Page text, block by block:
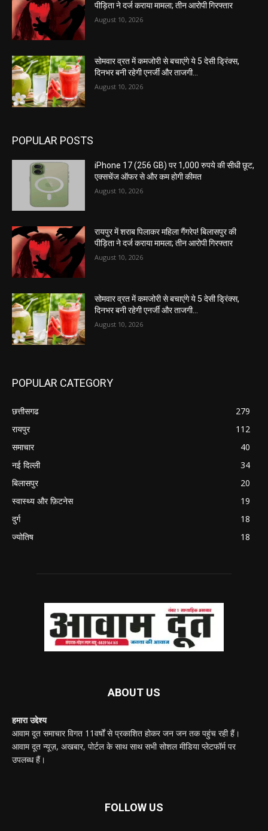
पीड़िता ने दर्ज कराया मामला; तीन आरोपी गिरफ्तार
August 10, 2026
सोमवार व्रत में कमजोरी से बचाएंगे ये 5 देसी ड्रिंक्स,
दिनभर बनी रहेगी एनर्जी और ताजगी…
August 10, 2026
POPULAR POSTS
iPhone 17 (256 GB) पर 1,000 रुपये की सीधी छूट,
एक्सचेंज ऑफर से और कम होगी कीमत
August 10, 2026
रायपुर में शराब पिलाकर महिला गैंगरेप! बिलासपुर की
पीड़िता ने दर्ज कराया मामला; तीन आरोपी गिरफ्तार
August 10, 2026
सोमवार व्रत में कमजोरी से बचाएंगे ये 5 देसी ड्रिंक्स,
दिनभर बनी रहेगी एनर्जी और ताजगी…
August 10, 2026
POPULAR CATEGORY
छत्तीसगढ
279
रायपुर
112
समाचार
40
नई दिल्ली
34
बिलासपुर
20
स्वास्थ्य और फ़िटनेस
19
दुर्ग
18
ज्योतिष
18
ABOUT US
हमारा उद्देश्य
आवाम दूत समाचार विगत 11वर्षों से प्रकाशित होकर जन जन तक पहुंच रही हैं।
आवाम दूत न्यूज़, अखबार, पोर्टल के साथ साथ सभी सोशल मीडिया प्लेटफॉर्म पर
उपलब्ध हैं।
FOLLOW US